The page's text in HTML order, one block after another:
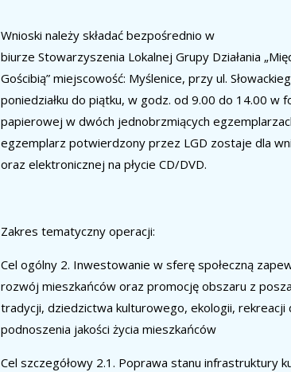
Wnioski należy składaćbezpośrednio w
biurzeStowarzyszenia Lokalnej Grupy Działania
Gościbią” miejscowość: Myślenice, przy ul.
poniedziałku do piątku,w godz. od 9.00 do 14.00w
papierowej w dwóch jednobrzmiących
egzemplarz potwierdzony przez LGD zostaje dla
oraz elektronicznej na płycie CD/DVD.
Zakres tematyczny operacji:
Cel ogólny 2. Inwestowanie w sferę społeczną
rozwój mieszkańców oraz promocję obszaru z
tradycji, dziedzictwa kulturowego, ekologii, rekreacji
podnoszenia jakości życia mieszkańców
Cel szczegółowy 2.1. Poprawa stanu infrastruktury